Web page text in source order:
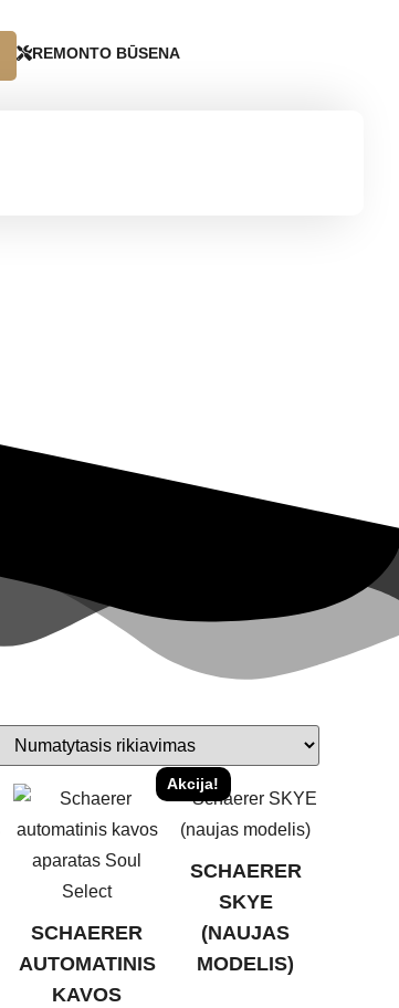
REMONTO BŪSENA
SCHAERER
AUTOMATINIS
KAVOS
Akcija!
SCHAERER
SKYE
(NAUJAS
MODELIS)